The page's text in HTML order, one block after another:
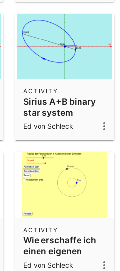
Sirius A+B binary
star system
animated, english
ACTIVITY
Ed von Schleck
Wie erschaffe ich
einen eigenen
Planeten?
ACTIVITY
Ed von Schleck